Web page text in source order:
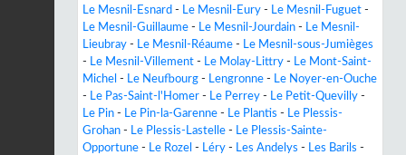
Le Mesnil-Esnard - Le Mesnil-Eury - Le Mesnil-Fuguet -
Le Mesnil-Guillaume - Le Mesnil-Jourdain - Le Mesnil-
Lieubray - Le Mesnil-Réaume - Le Mesnil-sous-Jumièges
- Le Mesnil-Villement - Le Molay-Littry - Le Mont-Saint-
Michel - Le Neufbourg - Lengronne - Le Noyer-en-Ouche
- Le Pas-Saint-l'Homer - Le Perrey - Le Petit-Quevilly -
Le Pin - Le Pin-la-Garenne - Le Plantis - Le Plessis-
Grohan - Le Plessis-Lastelle - Le Plessis-Sainte-
Opportune - Le Rozel - Léry - Les Andelys - Les Barils -